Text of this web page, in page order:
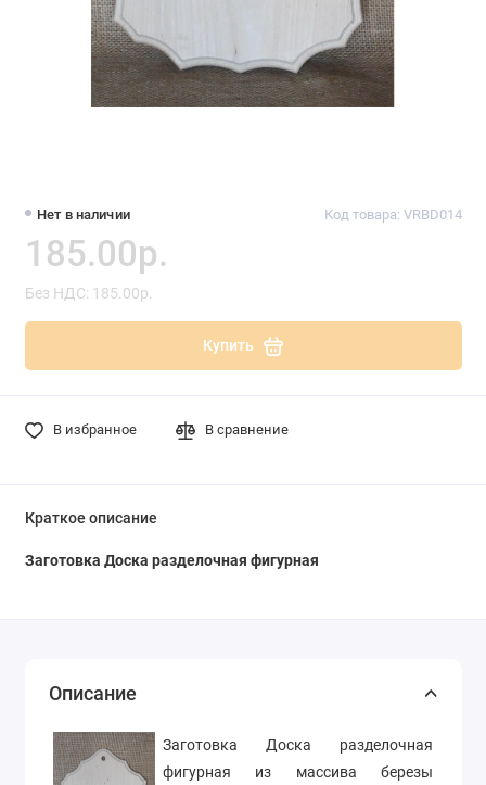
Нет в наличии Код товара: VRBD014
185.00р.
Без НДС: 185.00р.
Купить
В избранное В сравнение
Краткое описание
Заготовка Доска разделочная фигурная
Описание
Заготовка Доска разделочная
фигурная из массива березы